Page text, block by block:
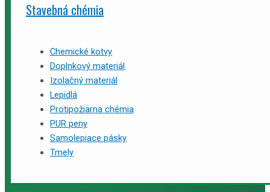
Stavebná chémia
Chemické kotvy
Doplnkový materiál
Izolačný materiál
Lepidlá
Protipožiarna chémia
PUR peny
Samolepiace pásky
Tmely